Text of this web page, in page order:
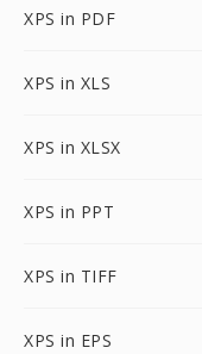
XPS in PDF
XPS in XLS
XPS in XLSX
XPS in PPT
XPS in TIFF
XPS in EPS